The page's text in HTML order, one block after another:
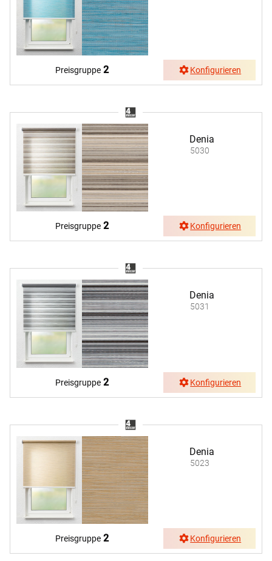
Preisgruppe 2 Konfigurieren
Denia
5030
Preisgruppe 2 Konfigurieren
Denia
5031
Preisgruppe 2 Konfigurieren
Denia
5023
Preisgruppe 2 Konfigurieren